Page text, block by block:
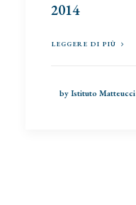
2014
LEGGERE DI PIÙ
by Istituto Matteucci